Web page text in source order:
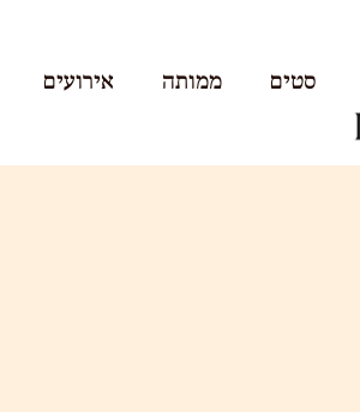
סטים ממותה אירועים